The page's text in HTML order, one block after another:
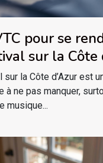
pour se
sur la Côte
?
sur la Côte d’Azur est
à ne pas manquer,
musique...